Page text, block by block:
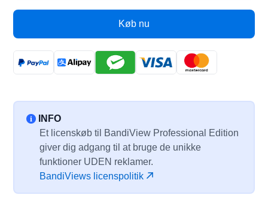
Køb nu
INFO
Et licenskøb til BandiView Professional Edition
giver dig adgang til at bruge de unikke
funktioner UDEN reklamer.
BandiViews licenspolitik